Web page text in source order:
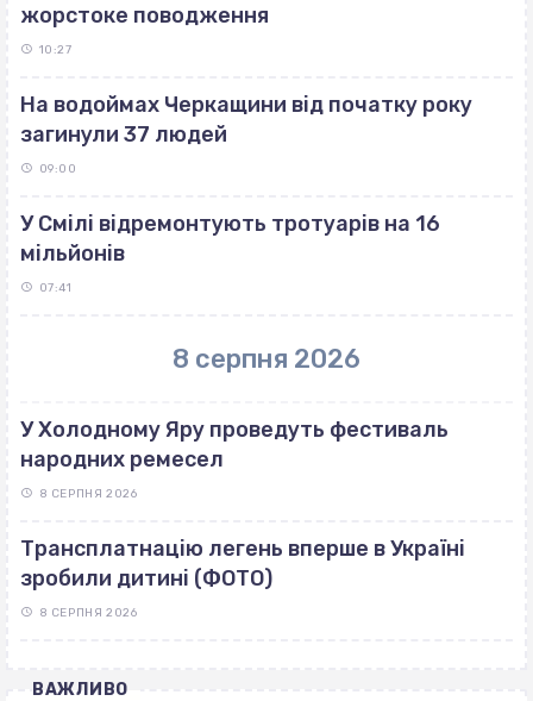
жорстоке поводження
10:27
На водоймах Черкащини від початку року
загинули 37 людей
09:00
У Смілі відремонтують тротуарів на 16
мільйонів
07:41
8 серпня 2026
У Холодному Яру проведуть фестиваль
народних ремесел
8 СЕРПНЯ 2026
Трансплатнацію легень вперше в Україні
зробили дитині (ФОТО)
8 СЕРПНЯ 2026
ВАЖЛИВО